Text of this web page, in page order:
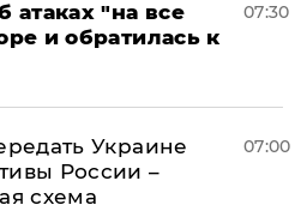
атаках "на все
и обратилась к
07:30
Украине
России –
схема
07:00